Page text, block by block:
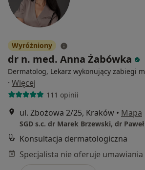
Wyróżniony
dr n. med. Anna Żabówka
Dermatolog, Lekarz wykonujący zabiegi
· Więcej
111 opinii
ul. Zbożowa 2/25, Kraków • Mapa
SGD s.c. dr Marek Brzewski, dr
Konsultacja dermatologiczna